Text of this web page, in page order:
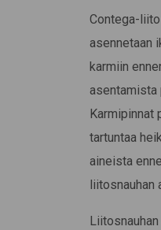
Contega-
asennetaan
karmiin
asentamista
Karmipinnat
tartuntaa
aineista
liitosnauhan